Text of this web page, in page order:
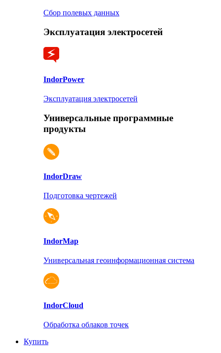
Сбор полевых данных
Эксплуатация электросетей
IndorPower
Эксплуатация электросетей
Универсальные программные
продукты
IndorDraw
Подготовка чертежей
IndorMap
Универсальная геоинформационная система
IndorCloud
Обработка облаков точек
Купить